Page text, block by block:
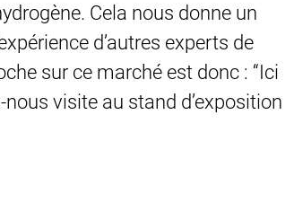
Cela nous donne un
d’autres experts de
sur ce marché est donc : “Ici
visite au stand d’exposition